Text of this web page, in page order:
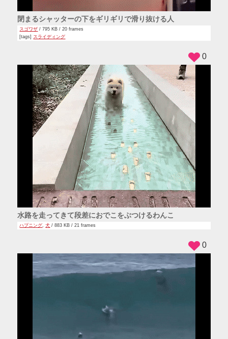
閉まるシャッターの下をギリギリで滑り抜ける人
スゴワザ / 795 KB / 20 frames
[tags] スライディング
水路を走ってきて段差におでこをぶつけるわんこ
ハプニング,犬 / 883 KB / 21 frames
0
0